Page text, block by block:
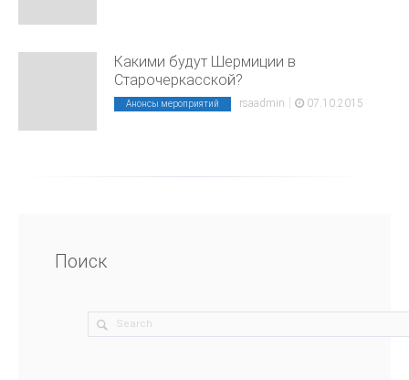
Какими будут Шермиции в
Старочеркасской?
Анонсы мероприятий rsaadmin 07.10.2015
Поиск